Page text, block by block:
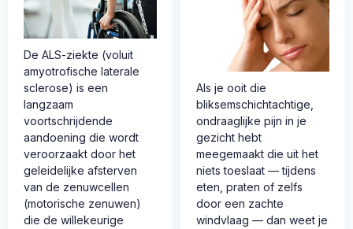
De ALS-ziekte (voluit
amyotrofische laterale
sclerose) is een
langzaam
voortschrijdende
aandoening die wordt
veroorzaakt door het
geleidelijke afsterven
van de zenuwcellen
(motorische zenuwen)
die de willekeurige
Als je ooit die
bliksemschichtachtige,
ondraaglijke pijn in je
gezicht hebt
meegemaakt die uit het
niets toeslaat — tijdens
eten, praten of zelfs
door een zachte
windvlaag — dan weet je